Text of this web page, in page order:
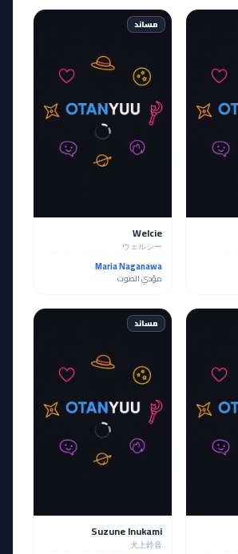
مساند
Welcie
ウェルシー
Maria Naganawa
مؤدي الصوت
مساند
Suzune Inukami
犬上鈴音